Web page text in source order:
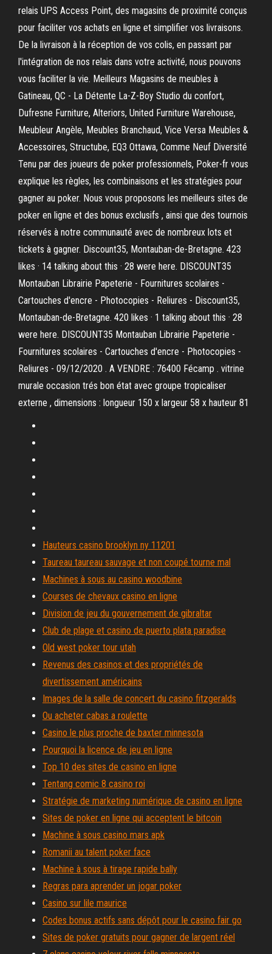
relais UPS Access Point, des magasins de proximité conçus
pour faciliter vos achats en ligne et simplifier vos livraisons.
De la livraison à la réception de vos colis, en passant par
l'intégration de nos relais dans votre activité, nous pouvons
vous faciliter la vie. Meilleurs Magasins de meubles à
Gatineau, QC - La Détente La-Z-Boy Studio du confort,
Dufresne Furniture, Alteriors, United Furniture Warehouse,
Meubleur Angèle, Meubles Branchaud, Vice Versa Meubles &
Accessoires, Structube, EQ3 Ottawa, Comme Neuf Diversité
Tenu par des joueurs de poker professionnels, Poker-fr vous
explique les règles, les combinaisons et les stratégies pour
gagner au poker. Nous vous proposons les meilleurs sites de
poker en ligne et des bonus exclusifs , ainsi que des tournois
réservés à notre communauté avec de nombreux lots et
tickets à gagner. Discount35, Montauban-de-Bretagne. 423
likes · 14 talking about this · 28 were here. DISCOUNT35
Montauban Librairie Papeterie - Fournitures scolaires -
Cartouches d'encre - Photocopies - Reliures - Discount35,
Montauban-de-Bretagne. 420 likes · 1 talking about this · 28
were here. DISCOUNT35 Montauban Librairie Papeterie -
Fournitures scolaires - Cartouches d'encre - Photocopies -
Reliures - 09/12/2020 . A VENDRE : 76400 Fécamp . vitrine
murale occasion trés bon état avec groupe tropicaliser
externe , dimensions : longueur 150 x largeur 58 x hauteur 81
Hauteurs casino brooklyn ny 11201
Taureau taureau sauvage et non coupé tourne mal
Machines à sous au casino woodbine
Courses de chevaux casino en ligne
Division de jeu du gouvernement de gibraltar
Club de plage et casino de puerto plata paradise
Old west poker tour utah
Revenus des casinos et des propriétés de
divertissement américains
Images de la salle de concert du casino fitzgeralds
Ou acheter cabas a roulette
Casino le plus proche de baxter minnesota
Pourquoi la licence de jeu en ligne
Top 10 des sites de casino en ligne
Tentang comic 8 casino roi
Stratégie de marketing numérique de casino en ligne
Sites de poker en ligne qui acceptent le bitcoin
Machine à sous casino mars apk
Romanii au talent poker face
Machine à sous à tirage rapide bally
Regras para aprender un jogar poker
Casino sur lile maurice
Codes bonus actifs sans dépôt pour le casino fair go
Sites de poker gratuits pour gagner de largent réel